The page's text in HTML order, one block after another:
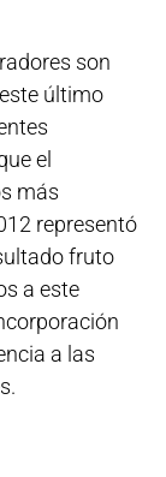
son
último
el
más
representó
fruto
a este
a las